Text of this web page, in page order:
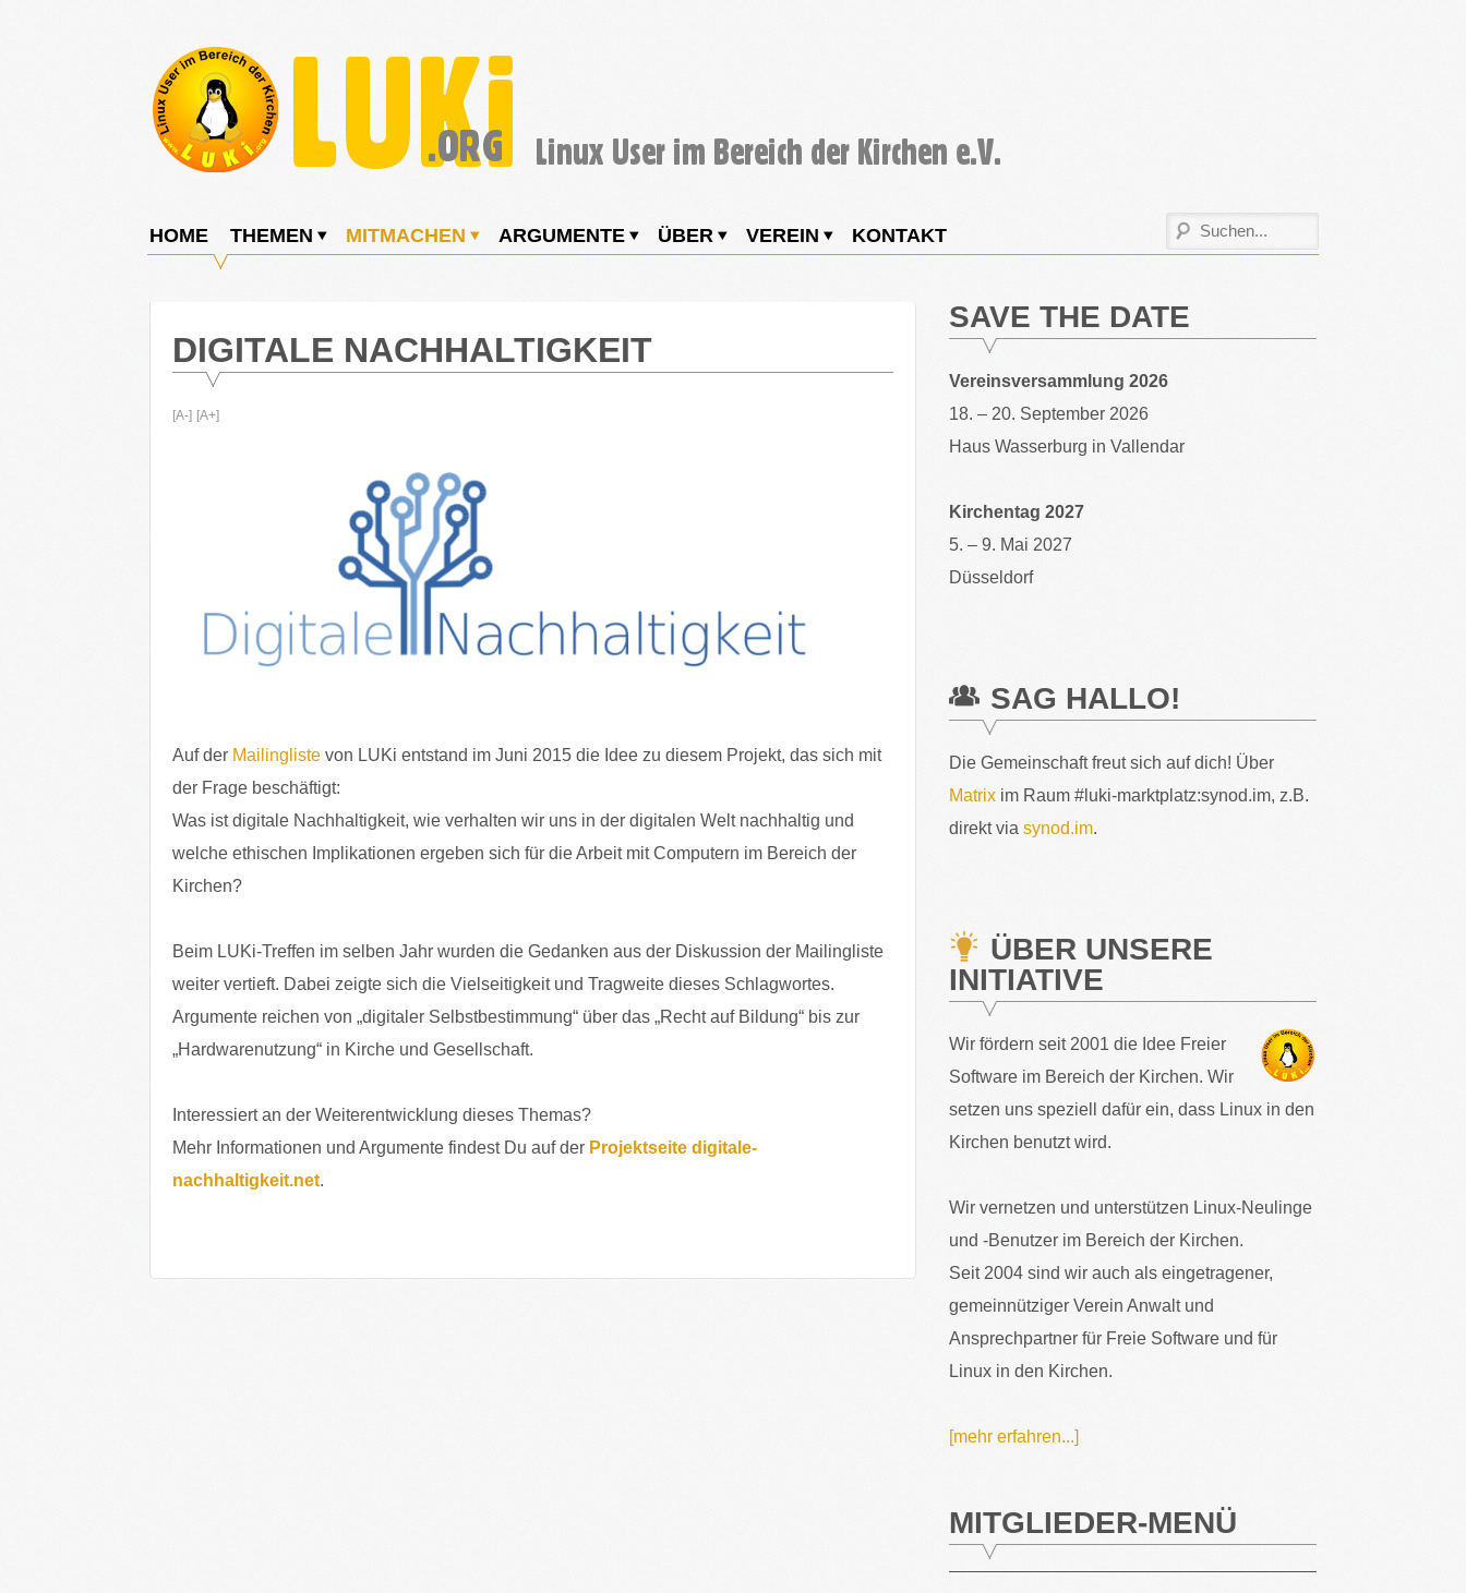
E.V.
User
Bereich
Kirchen
HOME THEMEN MITMACHEN ARGUMENTE ÜBER VEREIN KONTAKT
DIGITALE NACHHALTIGKEIT
[A-] [A+]
Auf der Mailingliste von LUKi entstand im Juni 2015 die Idee zu diesem Projekt, das sich mit
der Frage beschäftigt:
Was ist digitale Nachhaltigkeit, wie verhalten wir uns in der digitalen Welt nachhaltig und
welche ethischen Implikationen ergeben sich für die Arbeit mit Computern im Bereich der
Kirchen?
Beim LUKi-Treffen im selben Jahr wurden die Gedanken aus der Diskussion der Mailingliste
weiter vertieft. Dabei zeigte sich die Vielseitigkeit und Tragweite dieses Schlagwortes.
Argumente reichen von „digitaler Selbstbestimmung“ über das „Recht auf Bildung“ bis zur
„Hardwarenutzung“ in Kirche und Gesellschaft.
Interessiert an der Weiterentwicklung dieses Themas?
Mehr Informationen und Argumente findest Du auf der Projektseite digitale-
nachhaltigkeit.net.
SAVE THE DATE
Vereinsversammlung 2026
18. – 20. September 2026
Haus Wasserburg in Vallendar
Kirchentag 2027
5. – 9. Mai 2027
Düsseldorf
SAG HALLO!
Die Gemeinschaft freut sich auf dich! Über
Matrix im Raum #luki-marktplatz:synod.im, z.B.
direkt viasynod.im.
ÜBER UNSERE
INITIATIVE
Wir fördern seit 2001 die Idee Freier
Software im Bereich der Kirchen. Wir
setzen uns speziell dafür ein, dass Linux in den
Kirchen benutzt wird.
Wir vernetzen und unterstützen Linux-Neulinge
und -Benutzer im Bereich der Kirchen.
Seit 2004 sind wir auch als eingetragener,
gemeinnütziger Verein Anwalt und
Ansprechpartner für Freie Software und für
Linux in den Kirchen.
[mehr erfahren...]
MITGLIEDER-MENÜ